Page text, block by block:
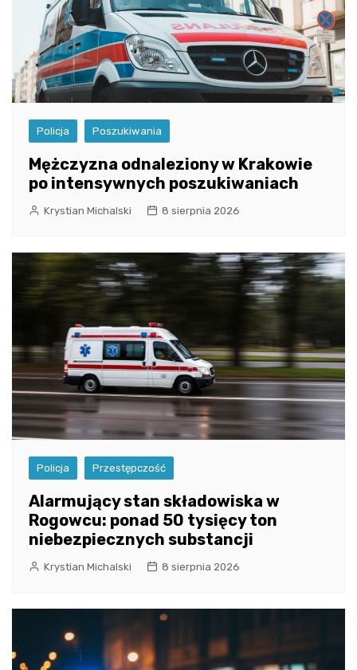
Policja Poszukiwania
Mężczyzna odnaleziony w Krakowie
po intensywnych poszukiwaniach
Krystian Michalski 8 sierpnia 2026
Policja Przestępczość
Alarmujący stan składowiska w
Rogowcu: ponad 50 tysięcy ton
niebezpiecznych substancji
Krystian Michalski 8 sierpnia 2026